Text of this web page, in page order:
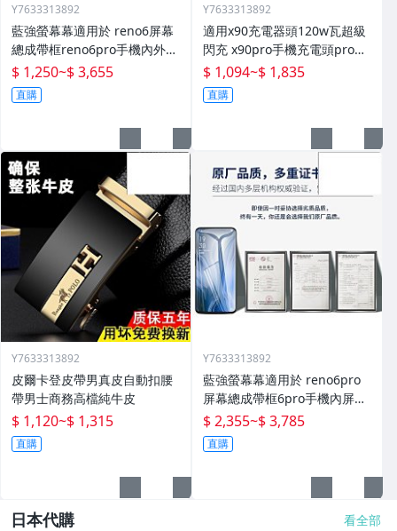
Y7633313892
藍強螢幕幕適用於 reno6屏幕
總成帶框reno6pro手機內外顯
示屏拆機原廠更換液晶玻璃維
修一體屏內屏外屏
$ 1,250~$ 3,655
直購
Y7633313892
適用x90充電器頭120w瓦超級
閃充 x90pro手機充電頭pro快
充插頭mcarney數據線80w套
裝
$ 1,094~$ 1,835
直購
Y7633313892
皮爾卡登皮帶男真皮自動扣腰
帶男士商務高檔純牛皮
$ 1,120~$ 1,315
直購
Y7633313892
藍強螢幕幕適用於 reno6pro
屏幕總成帶框6pro手機內屏外
屏修復碎屏觸摸顯示屏o 拆機
更換液晶玻璃維
$ 2,355~$ 3,785
直購
日本代購 看全部